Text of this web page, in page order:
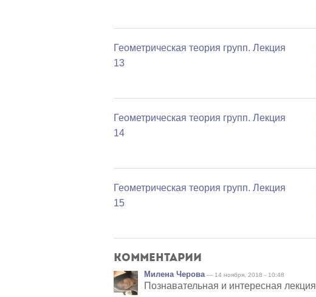
Геометрическая теория групп. Лекция
13
Геометрическая теория групп. Лекция
14
Геометрическая теория групп. Лекция
15
Комментарии
Милена Черова — 14 ноября, 2018 - 10:48
Познавательная и интересная лекция